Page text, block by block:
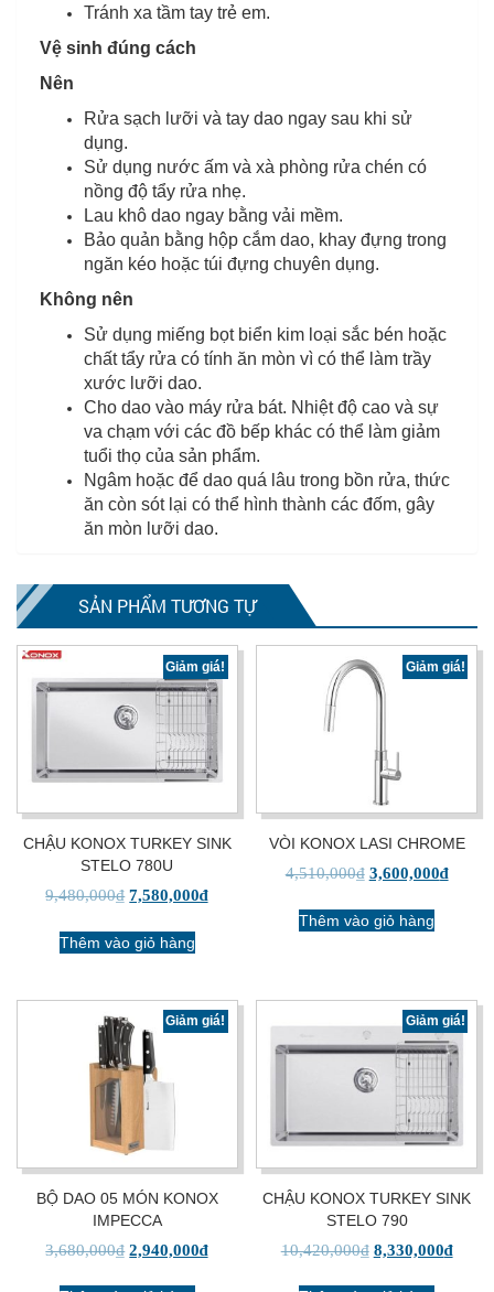
Tránh xa tầm tay trẻ em.
Vệ sinh đúng cách
Nên
Rửa sạch lưỡi và tay dao ngay sau khi sử
dụng.
Sử dụng nước ấm và xà phòng rửa chén có
nồng độ tẩy rửa nhẹ.
Lau khô dao ngay bằng vải mềm.
Bảo quản bằng hộp cắm dao, khay đựng trong
ngăn kéo hoặc túi đựng chuyên dụng.
Không nên
Sử dụng miếng bọt biển kim loại sắc bén hoặc
chất tẩy rửa có tính ăn mòn vì có thể làm trầy
xước lưỡi dao.
Cho dao vào máy rửa bát. Nhiệt độ cao và sự
va chạm với các đồ bếp khác có thể làm giảm
tuổi thọ của sản phẩm.
Ngâm hoặc để dao quá lâu trong bồn rửa, thức
ăn còn sót lại có thể hình thành các đốm, gây
ăn mòn lưỡi dao.
SẢN PHẨM TƯƠNG TỰ
Giảm giá!
CHẬU KONOX TURKEY SINK
STELO 780U
9,480,000₫ 7,580,000₫
Thêm vào giỏ hàng
Giảm giá!
VÒI KONOX LASI CHROME
4,510,000₫ 3,600,000₫
Thêm vào giỏ hàng
Giảm giá!
BỘ DAO 05 MÓN KONOX
IMPECCA
3,680,000₫ 2,940,000₫
Giảm giá!
CHẬU KONOX TURKEY SINK
STELO 790
10,420,000₫ 8,330,000₫